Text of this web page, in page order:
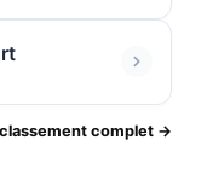
complet →